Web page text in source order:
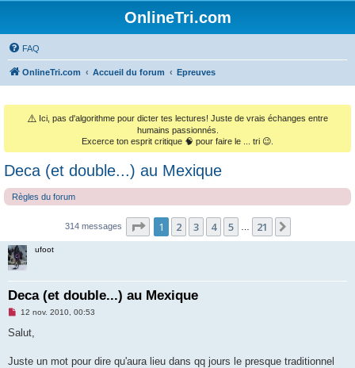
OnlineTri.com
FAQ
OnlineTri.com Accueil du forum Epreuves
⚠️ Ici, pas d'algorithme pour dicter tes lectures! Juste de vrais échanges entre
humains passionnés.
Excerce ton esprit critique 🧠 pour faire le ... tri 😉.
Deca (et double...) au Mexique
Règles du forum
314 messages Page 1sur
1 2 3 4 5 21
ufoot
Deca (et double...) au Mexique
M
s
g
12 nov. 2010, 00:53
Salut,
Juste un mot pour dire qu'aura lieu dans qq jours le presque traditionnel